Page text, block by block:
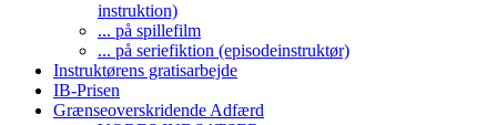
instruktion)
... på spillefilm
... på seriefiktion (episodeinstruktør)
Instruktørens gratisarbejde
IB-Prisen
Grænseoverskridende Adfærd